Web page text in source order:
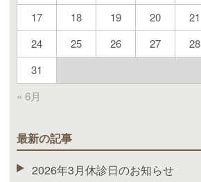
« 6月
17
18 19 20 21
24
25 26 27 28
31
最新の記事
2026年3月休診日のお知らせ